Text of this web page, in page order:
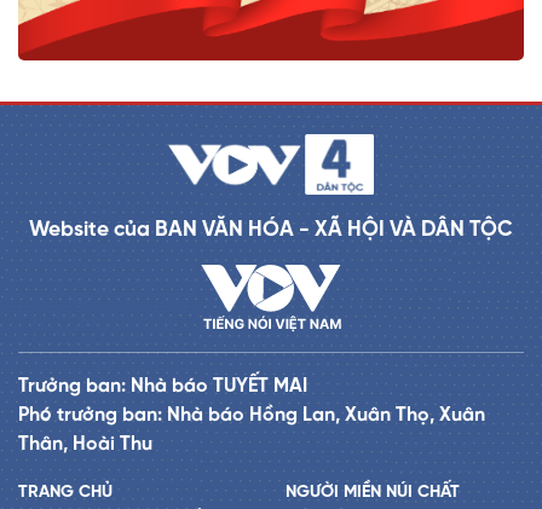
Website của BAN VĂN HÓA - XÃ HỘI VÀ DÂN TỘC
Trưởng ban: Nhà báo TUYẾT MAI
Phó trưởng ban: Nhà báo Hồng Lan, Xuân Thọ, Xuân
Thân, Hoài Thu
TRANG CHỦ NGƯỜI MIỀN NÚI CHẤT